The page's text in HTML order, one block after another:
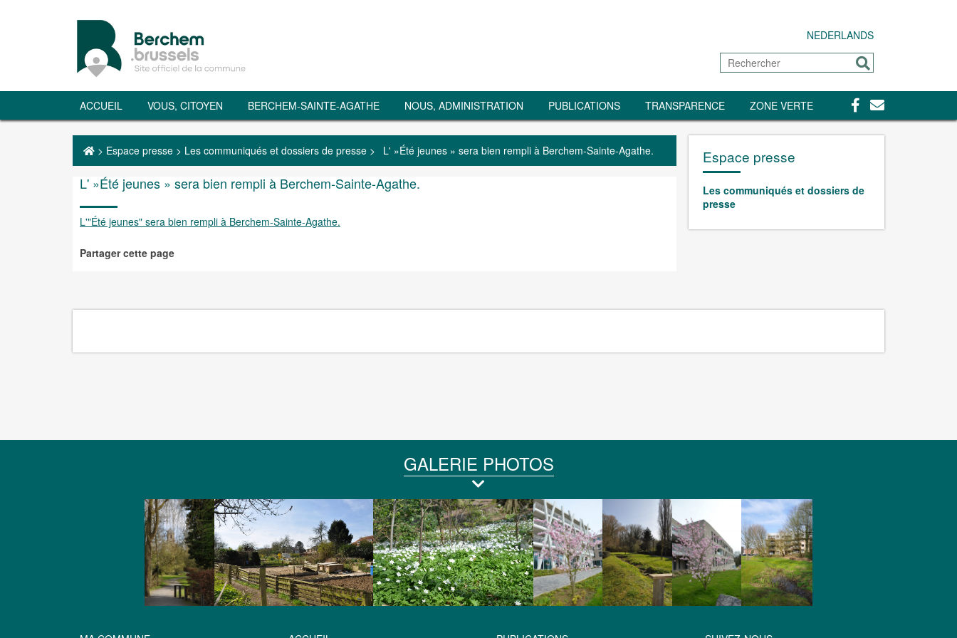
NEDERLANDS
Rechercher
Envoyer
ACCUEIL VOUS, CITOYEN BERCHEM-SAINTE-AGATHE NOUS, ADMINISTRATION PUBLICATIONS TRANSPARENCE ZONE VERTE Facebook
Contact
> Espace presse > Les communiqués et dossiers de presse > L' »Été jeunes » sera bien rempli à Berchem-Sainte-Agathe.
L' »Été jeunes » sera bien rempli à Berchem-Sainte-Agathe.
L'"Été jeunes" sera bien rempli à Berchem-Sainte-Agathe.
Partager cette page
Espace presse
Les communiqués et dossiers de
presse
GALERIE PHOTOS